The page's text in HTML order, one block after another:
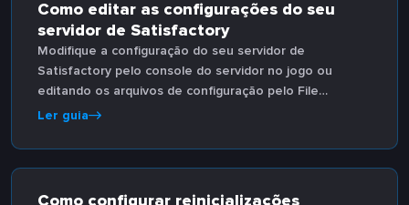
Como editar as configurações do seu
servidor de Satisfactory
Modifique a configuração do seu servidor de
Satisfactory pelo console do servidor no jogo ou
editando os arquivos de configuração pelo File
Manager.
Ler guia
Como configurar reinicializações